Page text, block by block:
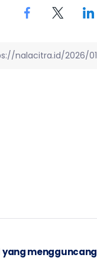
mengguncang